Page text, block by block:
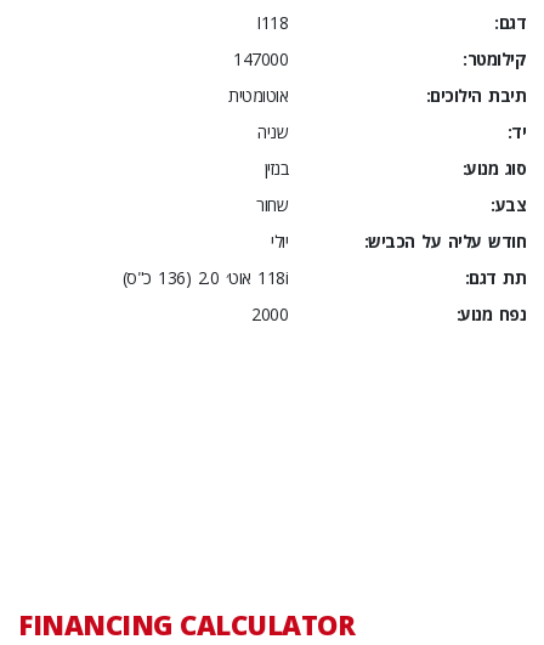
דגם:
I118
קילומטר:
147000
תיבת הילוכים:
אוטומטית
יד:
שניה
סוג מנוע:
בנזין
צבע:
שחור
חודש עליה על הכביש:
יולי
תת דגם:
118i אוט׳ 2.0 (136 כ"ס)
נפח מנוע:
2000
FINANCING CALCULATOR